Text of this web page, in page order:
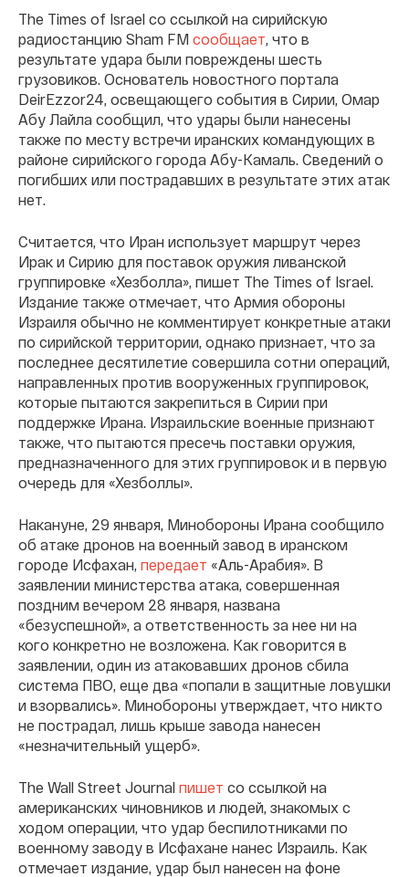
The Times of Israel со ссылкой на сирийскую
радиостанцию Sham FM сообщает, что в
результате удара были повреждены шесть
грузовиков. Основатель новостного портала
DeirEzzor24, освещающего события в Сирии, Омар
Абу Лайла сообщил, что удары были нанесены
также по месту встречи иранских командующих в
районе сирийского города Абу-Камаль. Сведений о
погибших или пострадавших в результате этих атак
нет.
Считается, что Иран использует маршрут через
Ирак и Сирию для поставок оружия ливанской
группировке «Хезболла», пишет The Times of Israel.
Издание также отмечает, что Армия обороны
Израиля обычно не комментирует конкретные атаки
по сирийской территории, однако признает, что за
последнее десятилетие совершила сотни операций,
направленных против вооруженных группировок,
которые пытаются закрепиться в Сирии при
поддержке Ирана. Израильские военные признают
также, что пытаются пресечь поставки оружия,
предназначенного для этих группировок и в первую
очередь для «Хезболлы».
Накануне, 29 января, Минобороны Ирана сообщило
об атаке дронов на военный завод в иранском
городе Исфахан, передает «Аль-Арабия». В
заявлении министерства атака, совершенная
поздним вечером 28 января, названа
«безуспешной», а ответственность за нее ни на
кого конкретно не возложена. Как говорится в
заявлении, один из атаковавших дронов сбила
система ПВО, еще два «попали в защитные ловушки
и взорвались». Минобороны утверждает, что никто
не пострадал, лишь крыше завода нанесен
«незначительный ущерб».
The Wall Street Journal пишет со ссылкой на
американских чиновников и людей, знакомых с
ходом операции, что удар беспилотниками по
военному заводу в Исфахане нанес Израиль. Как
отмечает издание, удар был нанесен на фоне